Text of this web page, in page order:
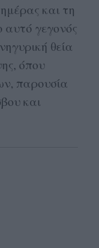
και τη
γεγονός
θεία
όπου
παρουσία
και